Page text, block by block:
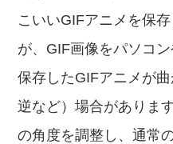
こいいGIFアニメを保
が、GIF画像をパソコ
保存したGIFアニメが
逆など）場合がありま
の角度を調整し、通常